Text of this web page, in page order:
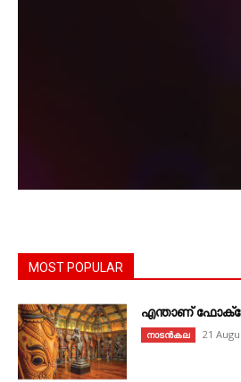
MOST POPULAR
എന്താണ്‌
നാടൻകല 21